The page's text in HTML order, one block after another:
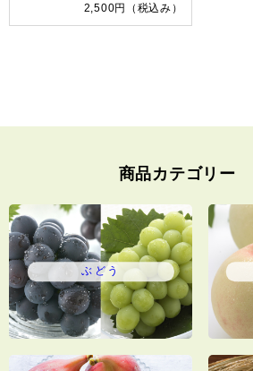
2,500円
（税込み）
商品カテゴリー
ぶどう